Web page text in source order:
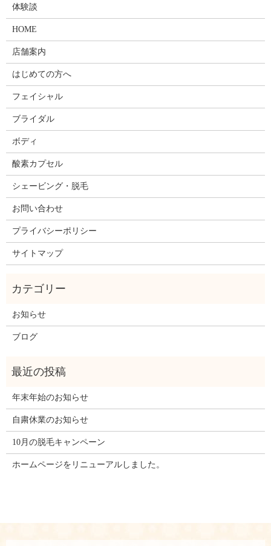
体験談
HOME
店舗案内
はじめての方へ
フェイシャル
ブライダル
ボディ
酸素カプセル
シェービング・脱毛
お問い合わせ
プライバシーポリシー
サイトマップ
お知らせ
ブログ
年末年始のお知らせ
自粛休業のお知らせ
10月の脱毛キャンペーン
ホームページをリニューアルしました。